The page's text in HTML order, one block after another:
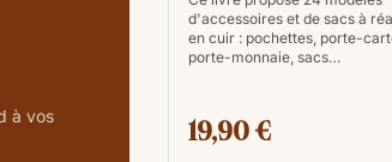
à vos
d'accessoires et de sacs à
en cuir : pochettes, porte-
porte-monnaie, sacs…
19,90 €